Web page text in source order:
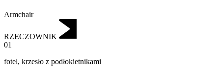
Armchair
RZECZOWNIK
01
fotel, krzesło z podłokietnikami